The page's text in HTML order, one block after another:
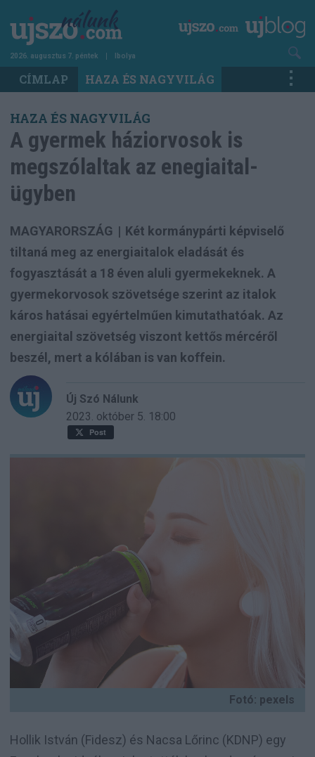
tartalomra
2026. augusztus 7. péntek Ibolya
Main
navigation
CÍMLAP HAZA ÉS NAGYVILÁG
HAZA ÉS NAGYVILÁG
A gyermek háziorvosok is
megszólaltak az enegiaital-
ügyben
MAGYARORSZÁG | Két kormánypárti képviselő
tiltaná meg az energiaitalok eladását és
fogyasztását a 18 éven aluli gyermekeknek. A
gyermekorvosok szövetsége szerint az italok
káros hatásai egyértelműen kimutathatóak. Az
energiaital szövetség viszont kettős mércéről
beszél, mert a kólában is van koffein.
Új Szó Nálunk
2023. október 5. 18:00
Post
Fotó: pexels
Hollik István (Fidesz) és Nacsa Lőrinc (KDNP) egy